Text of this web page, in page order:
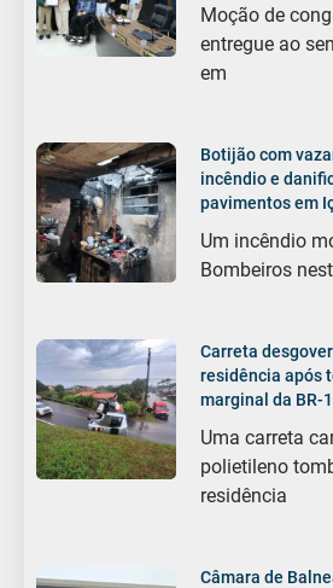
Moção de
entregue ao
em
Botijão com
incêndio e
pavimentos em
Um incêndio
Bombeiros
Carreta
residência após
marginal da BR-
Uma carreta
polietileno
residência
Câmara de